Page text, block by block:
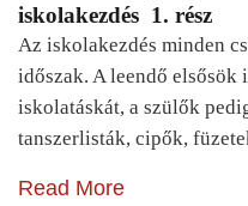
iskolakezdés 1. rész
Az iskolakezdés minden
időszak. A leendő elsősök
iskolatáskát, a szülők
tanszerlisták, cipők,
Read More